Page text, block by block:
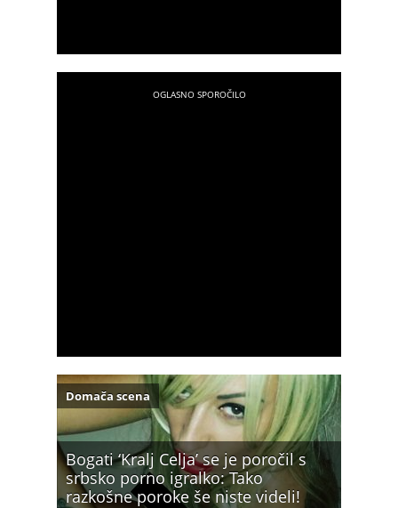
Bogati ‘Kralj Celja’ se je poročil s
srbsko porno igralko: Tako
razkošne poroke še niste videli!
Domača scena